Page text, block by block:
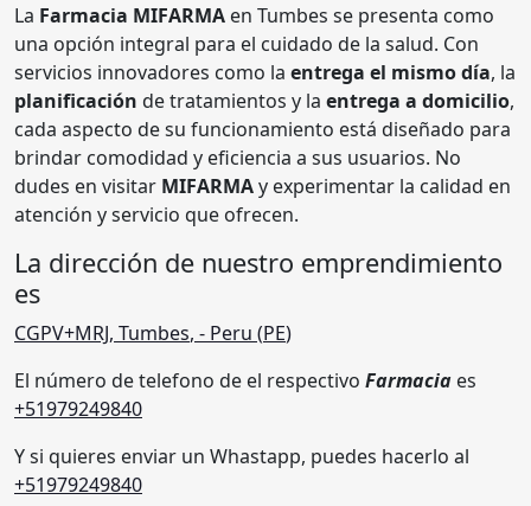
La Farmacia MIFARMA en Tumbes se presenta como
una opción integral para el cuidado de la salud. Con
servicios innovadores como la entrega el mismo día, la
planificación de tratamientos y la entrega a domicilio,
cada aspecto de su funcionamiento está diseñado para
brindar comodidad y eficiencia a sus usuarios. No
dudes en visitar MIFARMAy experimentar la calidad en
atención y servicio que ofrecen.
La dirección de nuestro emprendimiento
es
CGPV+MRJ, Tumbes, - Peru (PE)
El número de telefono de el respectivo Farmacia es
+51979249840
Y si quieres enviar un Whastapp, puedes hacerlo al
+51979249840